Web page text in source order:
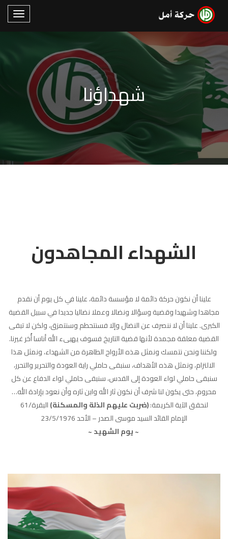
شهداؤنا
الشهداء المجاهدون
علينا أن نكون حركة دائمة لا مؤسسة دائمة، علينا في كل يوم أن نقدم
مجاهدا وشهيدا وقضية وسؤالا ونضالا وعملا نضاليا جديدا في سبيل القضية
الكبرى. علينا أن لا ننصرف عن النضال وإلا فسنتحطم وسنتمزق، ولكن لا تبقى
القضية معلقة مجمدة لأنها قضية التاريخ فسوف يهيىء الله أناسا أُخر غيرنا.
ولكننا ونحن نتمسك ونمثل هذه الأرواح الطاهرة من الشهداء، ونمثل هذا
الالتزام، ونمثل هذه الأهداف، سنبقى حاملي راية العودة والتحرير والتحرر،
سنبقى حاملي لواء العودة إلى القدس، سنبقى حاملي لواء الدفاع عن كل
محروم، حتى يكون لنا شرف أن نكون ثار الله وابن ثاره وأن نعود بإرادة الله…
لنحقق الآية الكريمة:﴿ضربت عليهم الذلة والمسكنة﴾البقرة/61
الإمام القائد السيد موسى الصدر – الأحد 23/5/1976
~ يوم الشهيد ~